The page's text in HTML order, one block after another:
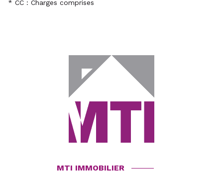
* CC : Charges comprises
MTI IMMOBILIER